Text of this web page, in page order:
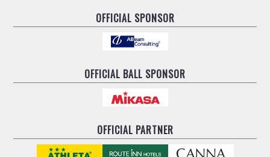
OFFICIAL SPONSOR
OFFICIAL BALL SPONSOR
OFFICIAL PARTNER